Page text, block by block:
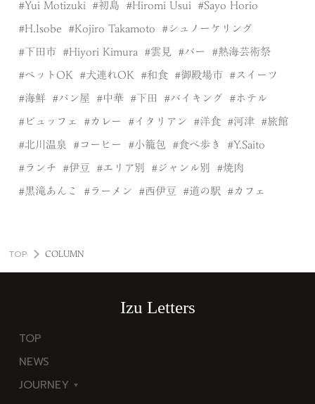
Yui Motizuki 初島 Hiromi Usui Sayo Horio
H.Isobe Kojiro Takamoto シュノーケリング
下田市 Hiyori Kimura 雲見 バー 熱海芸術祭
ペットOK 犬連れOK 和食 御殿場市 スイーツ
海鮮 パン屋 中華 下田 バイキング ホテル
ビュッフェ カレー イタリアン 洋食 河津 旅館
北川温泉 コーヒー 小籠包 食べ歩き Y.Saito
ランチ 伊豆 エリア別 ジャンル別 焼肉
黒滝あんこ ラーメン 西伊豆 道の駅 カフェ
TOP COLUMN
Izu Letters
TOP
NEWS
JOURNEY